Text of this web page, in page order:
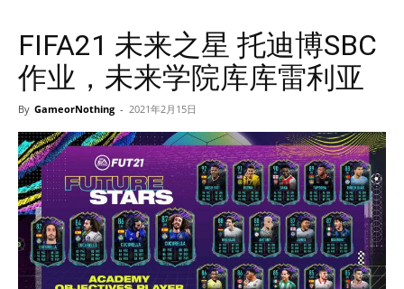
FIFA21 未来之星 托迪博SBC
作业，未来学院库库雷利亚
By GameorNothing - 2021年2月15日